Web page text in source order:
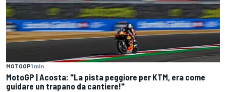
MOTOGP1 min
MotoGP | Acosta: "La pista peggiore per KTM, era come
guidare un trapano da cantiere!"